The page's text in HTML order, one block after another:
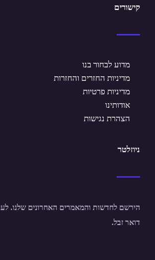
קישורים
מדוע לבחור בנו
מדיניות החזרים והחזרות
מדיניות פרטיות
אודותינו
הצהרת נגישות
ניוזלטר
הירשם לחדשות והמאמרים האחרונים שלנו.
דואר זבל.